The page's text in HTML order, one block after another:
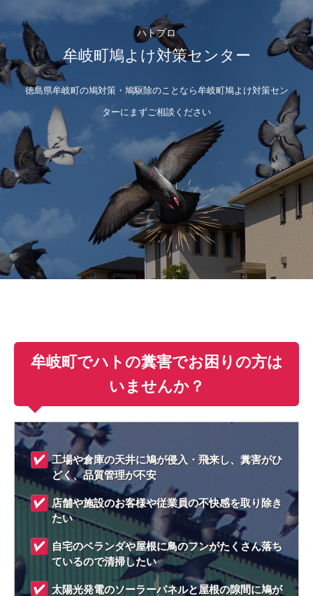
ハトプロ
牟岐町鳩よけ対策センター
徳島県牟岐町の鳩対策・鳩駆除のことなら牟岐町鳩よけ対策セン
ターにまずご相談ください
牟岐町でハトの糞害でお困りの方は
いませんか？
工場や倉庫の天井に鳩が侵入・飛来し、糞害がひ
どく、品質管理が不安
店舗や施設のお客様や従業員の不快感を取り除き
たい
自宅のベランダや屋根に鳥のフンがたくさん落ち
ているので清掃したい
太陽光発電のソーラーパネルと屋根の隙間に鳩が